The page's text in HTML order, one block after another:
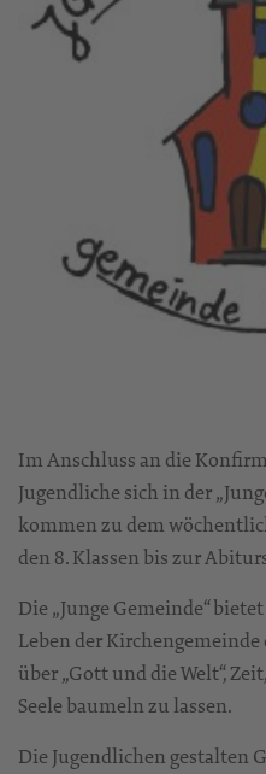
Im Anschluss an die
Jugendliche sich in der
kommen zu dem
den 8. Klassen bis zur
Die „Junge Gemeinde“
Leben der
über „Gott und die Welt“,
Seele baumeln zu lassen.
Die Jugendlichen gestalten